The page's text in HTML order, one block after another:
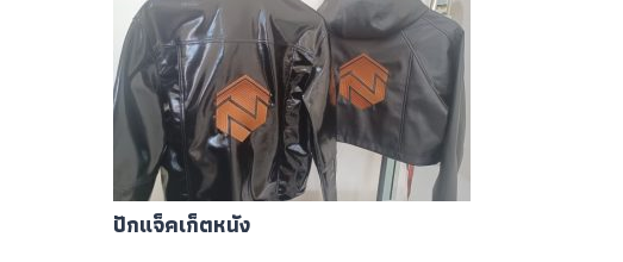
ปักแจ็คเก็ตหนัง